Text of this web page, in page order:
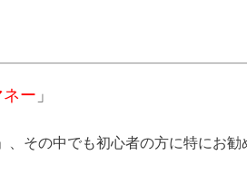
ー 」
」、その中でも初心者の方に特にお勧